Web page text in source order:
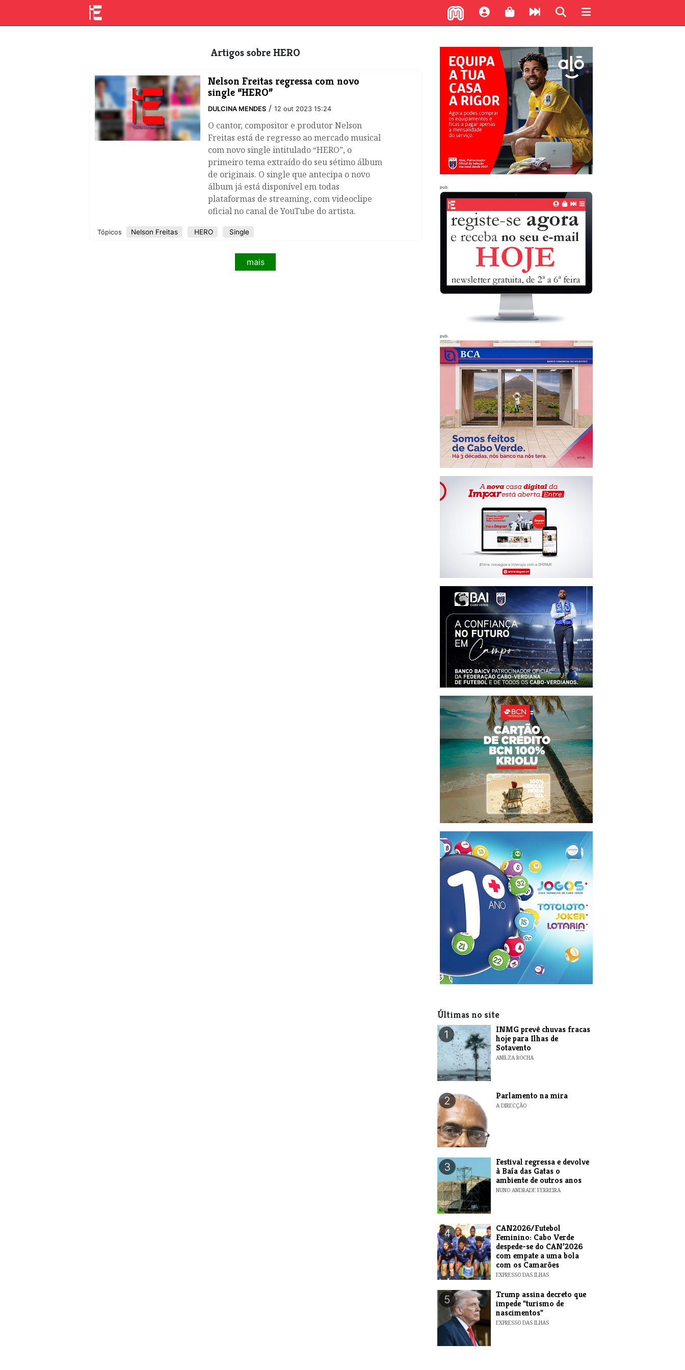
Artigos sobre HERO
​Nelson Freitas regressa com novo
single “HERO”
DULCINA MENDES / 12 out 2023 15:24
O cantor, compositor e produtor Nelson
Freitas está de regresso ao mercado musical
com novo single intitulado “HERO”, o
primeiro tema extraído do seu sétimo álbum
de originais. O single que antecipa o novo
álbum já está disponível em todas
plataformas de streaming, com videoclipe
oficial no canal de YouTube do artista.
Tópicos Nelson Freitas HERO Single
mais
pub.
pub.
Últimas no site
1
INMG prevê chuvas fracas
hoje para Ilhas de
Sotavento
ANILZA ROCHA
2 Parlamento na mira
A DIRECÇÃO
3
Festival regressa e devolve
à Baía das Gatas o
ambiente de outros anos
NUNO ANDRADE FERREIRA
4
CAN2026/Futebol
Feminino: Cabo Verde
despede-se do CAN’2026
com empate a uma bola
com os Camarões
EXPRESSO DAS ILHAS
5
Trump assina decreto que
impede "turismo de
nascimentos"
EXPRESSO DAS ILHAS